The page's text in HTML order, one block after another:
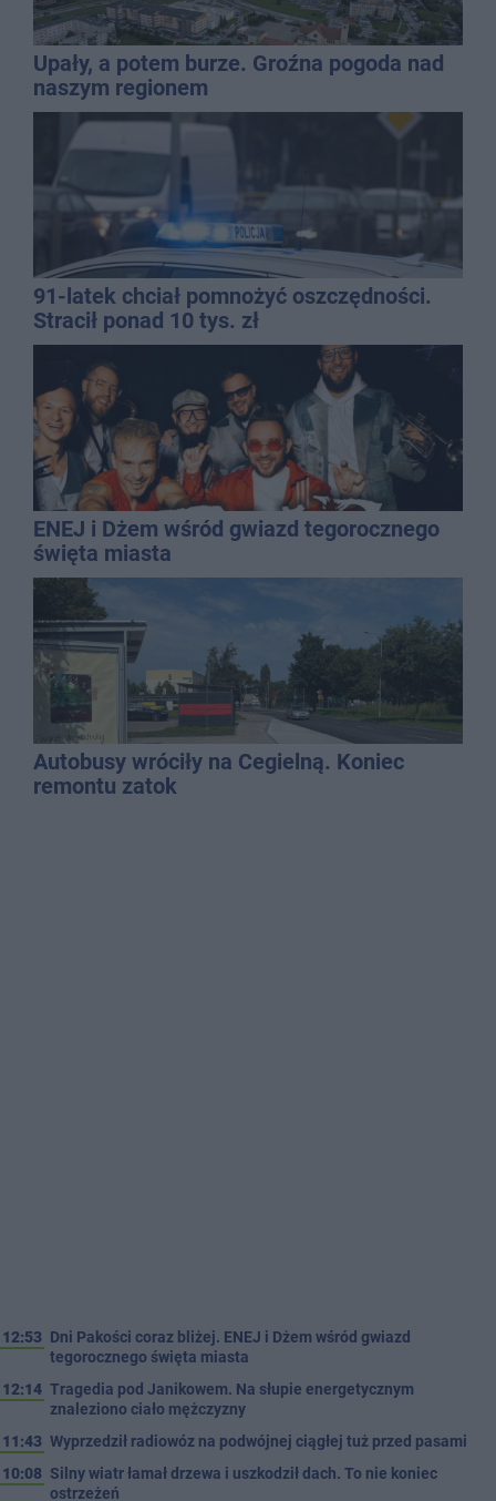
Upały, a potem burze. Groźna pogoda nad
naszym regionem
91-latek chciał pomnożyć oszczędności.
Stracił ponad 10 tys. zł
ENEJ i Dżem wśród gwiazd tegorocznego
święta miasta
Autobusy wróciły na Cegielną. Koniec
remontu zatok
12:53 Dni Pakości coraz bliżej. ENEJ i Dżem wśród gwiazd
tegorocznego święta miasta
12:14 Tragedia pod Janikowem. Na słupie energetycznym
znaleziono ciało mężczyzny
11:43 Wyprzedził radiowóz na podwójnej ciągłej tuż przed pasami
10:08 Silny wiatr łamał drzewa i uszkodził dach. To nie koniec
ostrzeżeń